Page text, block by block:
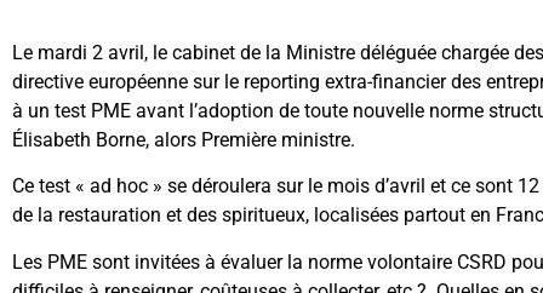
Le mardi 2 avril, le cabinet de la Ministre déléguée chargée
directive européenne sur le reporting extra-financier des
à un test PME avant l’adoption de toute nouvelle norme
Élisabeth Borne, alors Première ministre.
Ce test « ad hoc » se déroulera sur le mois d’avril et ce sont
de la restauration et des spiritueux, localisées partout en
Les PME sont invitées à évaluer la norme volontaire CSRD